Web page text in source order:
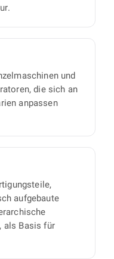
und
die sich an
anpassen
aufgebaute
als Basis für